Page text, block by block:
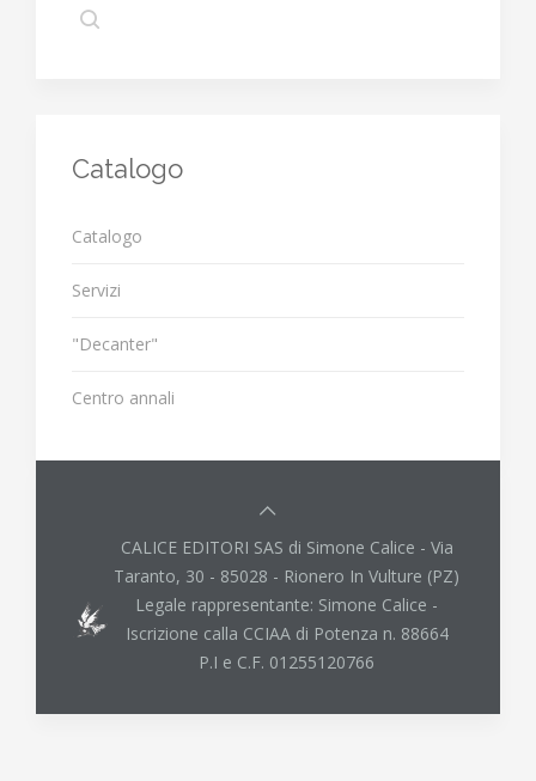
Catalogo
Catalogo
Servizi
"Decanter"
Centro annali
CALICE EDITORI SAS di Simone Calice - Via
Taranto, 30 - 85028 - Rionero In Vulture (PZ)
Legale rappresentante: Simone Calice -
Iscrizione calla CCIAA di Potenza n. 88664
P.I e C.F. 01255120766